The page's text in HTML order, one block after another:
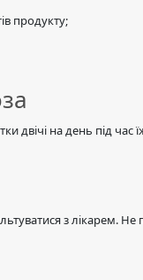
продукту;
на день під час
з лікарем.